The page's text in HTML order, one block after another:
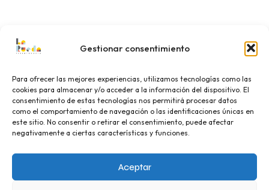
Gestionar consentimiento
Para ofrecer las mejores experiencias, utilizamos tecnologías como las
cookies para almacenar y/o acceder a la información del dispositivo. El
consentimiento de estas tecnologías nos permitirá procesar datos
como el comportamiento de navegación o las identificaciones únicas en
este sitio. No consentir o retirar el consentimiento, puede afectar
negativamente a ciertas características y funciones.
Aceptar